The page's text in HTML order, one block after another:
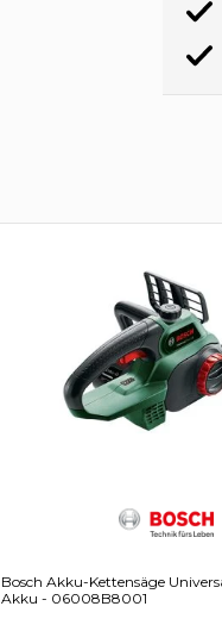
Bosch Akku-Kettensäge
Akku - 06008B8001